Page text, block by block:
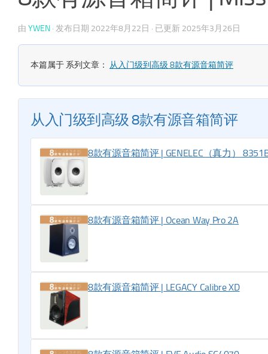
由 YWEN · 发布日期 2022年8月22日 · 已更新 2025年3月26日
本篇属于 系列文章： 从入门级到高级 8款有源音箱简评
从入门级到高级 8款有源音箱简评
8款有源音箱简评 | GENELEC（真力）
8款有源音箱简评 | Ocean Way Pro 2A
8款有源音箱简评 | LEGACY Calibre XD